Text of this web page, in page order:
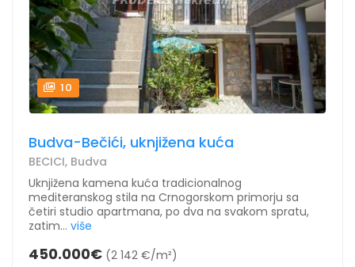
10
Budva-Bečići, uknjižena kuća
BECICI, Budva
Uknjižena kamena kuća tradicionalnog
mediteranskog stila na Crnogorskom primorju sa
četiri studio apartmana, po dva na svakom spratu,
zatim... više
450.000€ (2 142 €/m²)